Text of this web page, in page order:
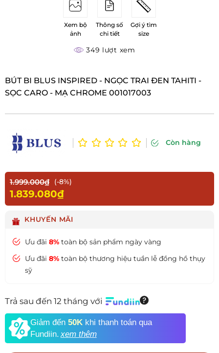
Xem bộ
ảnh
Thông số
chi tiết
Gợi ý tìm
size
349 lượt xem
BÚT BI BLUS INSPIRED - NGỌC TRAI ĐEN TAHITI -
SỌC CARO - MẠ CHROME 001017003
Còn hàng
1.999.000₫ (-8%)
1.839.080₫
KHUYẾN MÃI
Ưu đãi 8% toàn bộ sản phẩm ngày vàng
Ưu đãi 8% toàn bộ thương hiệu tuần lễ đồng hồ thụy
sỹ
Trả sau đến 12 tháng với
Giảm đến 50K khi thanh toán qua
Fundiin.xem thêm